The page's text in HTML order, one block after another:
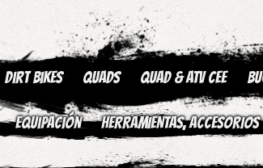
Dirt Bikes Quads QUAD & ATV CEE
Equipación HERRAMIENTAS, ACCESORIOS